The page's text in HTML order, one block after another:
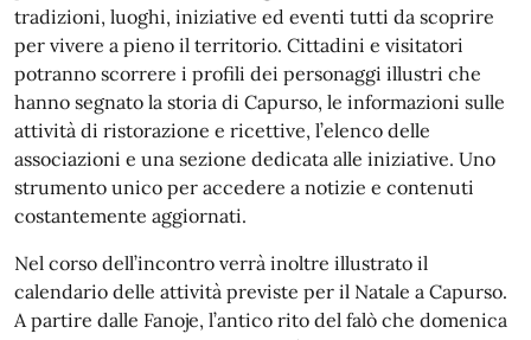
tradizioni, luoghi, iniziative ed eventi tutti da scoprire
per vivere a pieno il territorio. Cittadini e visitatori
potranno scorrere i profili dei personaggi illustri che
hanno segnato la storia di Capurso, le informazioni sulle
attività di ristorazione e ricettive, l’elenco delle
associazioni e una sezione dedicata alle iniziative. Uno
strumento unico per accedere a notizie e contenuti
costantemente aggiornati.
Nel corso dell’incontro verrà inoltre illustrato il
calendario delle attività previste per il Natale a Capurso.
A partire dalle Fanoje, l’antico rito del falò che domenica